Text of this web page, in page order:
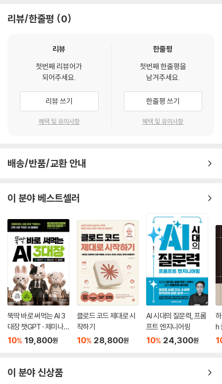
창조에 있음을 시사한다.
건강한 AI 생태계는 대기업, 스타트업, 대학, 연구 기관, 정부, 투자자 등 다
양한 주체가 유기적으로 연결된 구조다. AI 스타트업은 혁신의 원천이며,
대기업이 시도하기 어려운 실험적 접근과 새로운 비즈니스 모델의 탐색에
서 스타트업의 역할이 중요하다. 스타트업 생태계의 활성화를 위해서는 벤
처 투자의 활성화, 규제 샌드박스의 운영, 공공 데이터의 개방, 대기업과
스타트업의 협력 촉진 등이 필요하다. 데이터 생태계의 구축도 핵심 과제
다. 공공 데이터의 개방은 데이터 생태계 구축의 출발점이며, 민간 데이터
내 생태계의 구축과 함께 글로벌 협력과 경쟁의 맥락에서 수립되어야 한
--- 본문 중에서
나아가 AI 전략을 둘러싼 생태계와 윤리의 문제까지 확장한다. 오픈소스,
라 활용 능력에서 결정된다. 동시에 편향, 프라이버시, 규제와 같은 윤리적
AI로 무엇을 바꿀 것인가. 전략은 기술이 아니라 질문에서 시작된다.
리뷰/한줄평 0
리뷰
첫번째 리뷰어가
되어주세요.
리뷰 쓰기
혜택 및 유의사항
한줄평
첫번째 한줄평을
남겨주세요.
한줄평 쓰기
혜택 및 유의사항
배송/반품/교환 안내
이 분야 베스트셀러
뚝딱 바로 써먹는 AI 3
대장 챗GPT · 제미나
이 · 클로드
10% 19,800원
클로드 코드 제대로 시
작하기
10% 28,800원
AI 시대의 질문력, 프롬
프트 엔지니어링
10% 24,300원
h
이 분야 신상품